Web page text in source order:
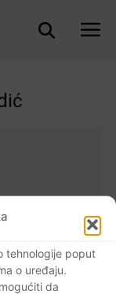
tehnologije poput
o uređaju.
da